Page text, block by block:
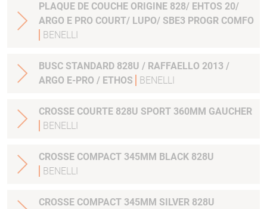
PLAQUE DE COUCHE ORIGINE 828/ EHTOS 20/
ARGO E PRO COURT/ LUPO/ SBE3 PROGR COMFO
BENELLI
BUSC STANDARD 828U / RAFFAELLO 2013 /
ARGO E-PRO / ETHOS
BENELLI
CROSSE COURTE 828U SPORT 360MM GAUCHER
BENELLI
CROSSE COMPACT 345MM BLACK 828U
BENELLI
CROSSE COMPACT 345MM SILVER 828U